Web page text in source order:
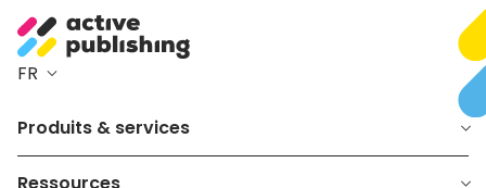
FR
Produits & services